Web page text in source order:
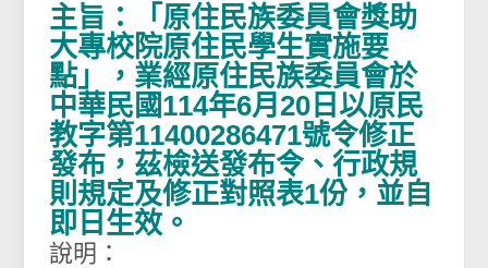
主旨：「原住民族委員會獎助
大專校院原住民學生實施要
點」，業經原住民族委員會於
中華民國114年6月20日以原民
教字第11400286471號令修正
發布，茲檢送發布令、行政規
則規定及修正對照表1份，並自
即日生效。
說明：